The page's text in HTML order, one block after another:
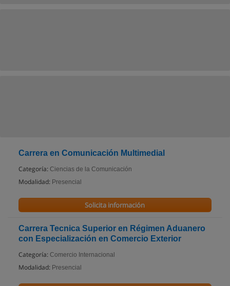
Carrera en Comunicación Multimedial
Categoría: Ciencias de la Comunicación
Modalidad: Presencial
Solicita información
Carrera Tecnica Superior en Régimen Aduanero
con Especialización en Comercio Exterior
Categoría: Comercio Internacional
Modalidad: Presencial